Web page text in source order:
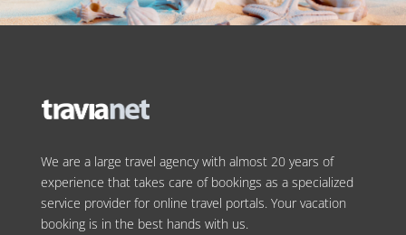
We are a large travel agency with almost 20 years of
experience that takes care of bookings as a specialized
service provider for online travel portals. Your vacation
booking is in the best hands with us.